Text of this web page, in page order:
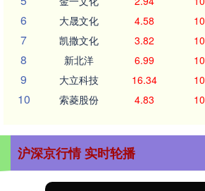
6 大晟文化 4.58
7 凯撒文化 3.82
8 新北洋 6.99
9 大立科技 16.34
10 索菱股份 4.83
沪深京行情 实时轮播